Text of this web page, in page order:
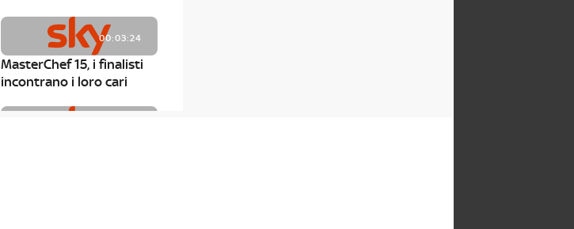
00:03:24
MasterChef 15, i finalisti
incontrano i loro cari